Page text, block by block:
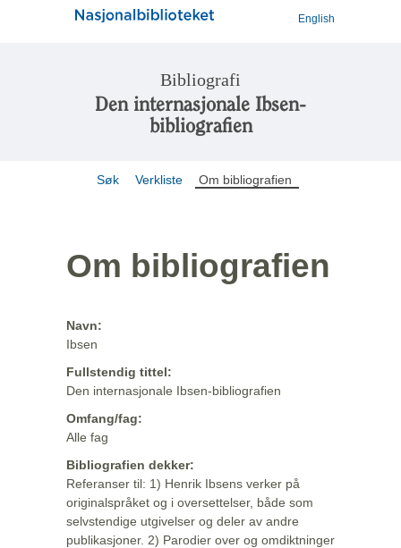
English
Bibliografi
Den internasjonale Ibsen-
bibliografien
Søk Verkliste Om bibliografien
Om bibliografien
Navn:
Ibsen
Fullstendig tittel:
Den internasjonale Ibsen-bibliografien
Omfang/fag:
Alle fag
Bibliografien dekker:
Referanser til: 1) Henrik Ibsens verker på
originalspråket og i oversettelser, både som
selvstendige utgivelser og deler av andre
publikasjoner. 2) Parodier over og omdiktninger